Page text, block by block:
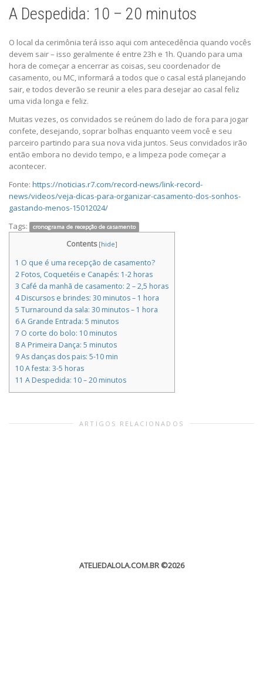
A Despedida: 10 – 20 minutos
O local da cerimônia terá isso aqui com antecedência quando vocês
devem sair – isso geralmente é entre 23h e 1h. Quando para uma
hora de começar a encerrar as coisas, seu coordenador de
casamento, ou MC, informará a todos que o casal está planejando
sair, e todos deverão se reunir a eles para desejar ao casal feliz
uma vida longa e feliz.
Muitas vezes, os convidados se reúnem do lado de fora para jogar
confete, desejando, soprar bolhas enquanto veem você e seu
parceiro partindo para sua nova vida juntos. Seus convidados irão
então embora no devido tempo, e a limpeza pode começar a
acontecer.
Fonte: https://noticias.r7.com/record-news/link-record-
news/videos/veja-dicas-para-organizar-casamento-dos-sonhos-
gastando-menos-15012024/
Tags:
cronograma de recepção de casamento
Contents [hide]
1 O que é uma recepção de casamento?
2 Fotos, Coquetéis e Canapés: 1-2 horas
3 Café da manhã de casamento: 2 – 2,5 horas
4Discursos e brindes: 30 minutos – 1 hora
5 Turnaround da sala: 30 minutos – 1 hora
6A Grande Entrada: 5 minutos
7 O corte do bolo: 10 minutos
8A Primeira Dança: 5 minutos
9As danças dos pais: 5-10 min
10A festa: 3-5 horas
11 A Despedida: 10 – 20 minutos
ARTIGOS RELACIONADOS
ATELIEDALOLA.COM.BR©2026